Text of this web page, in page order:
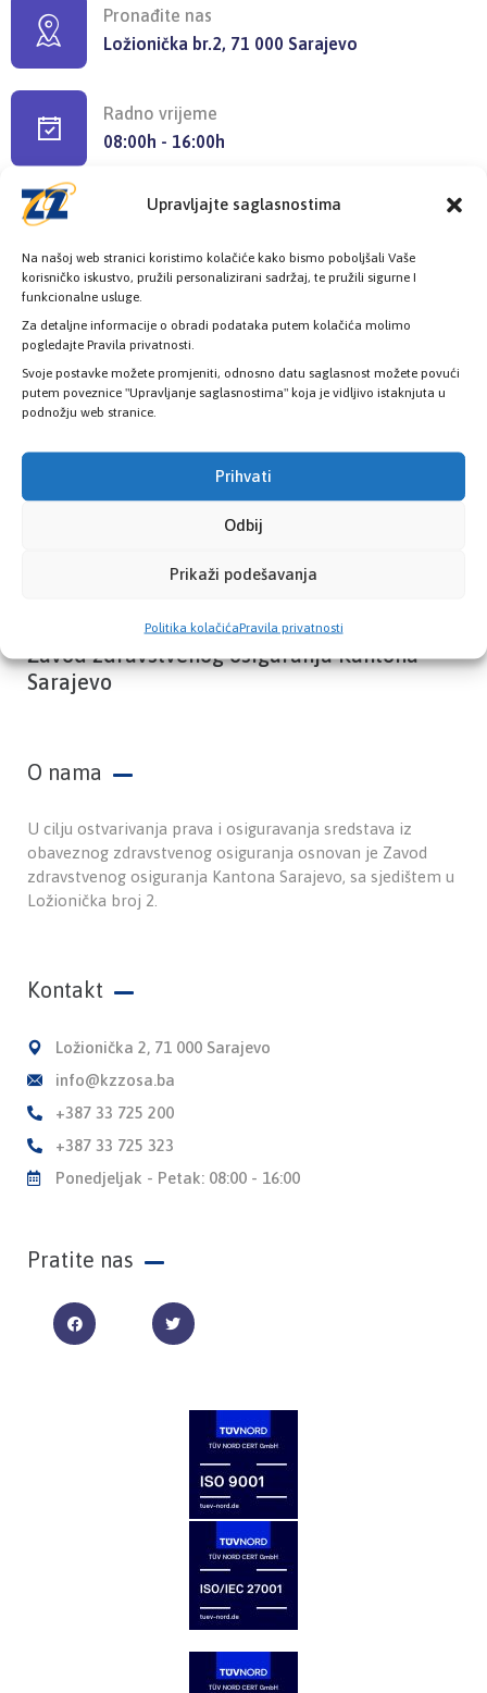
Upravljajte saglasnostima
Na našoj web stranici koristimo kolačiće kako bismo poboljšali Vaše
korisničko iskustvo, pružili personalizirani sadržaj, te pružili sigurne I
funkcionalne usluge.
Za detaljne informacije o obradi podataka putem kolačića molimo
pogledajte Pravila privatnosti.
Svoje postavke možete promjeniti, odnosno datu saglasnost možete povući
putem poveznice "Upravljanje saglasnostima" koja je vidljivo istaknjuta u
podnožju web stranice.
Prihvati
Odbij
Prikaži podešavanja
Politika kolačićaPravila privatnosti
Pronađite nas
Ložionička br.2, 71 000 Sarajevo
Radno vrijeme
08:00h - 16:00h
Provjerite status vaše elektronske
zdravstvene kartice
PROVJERITE STATUS
Zavod zdravstvenog osiguranja Kantona
Sarajevo
O nama
U cilju ostvarivanja prava i osiguravanja sredstava iz
obaveznog zdravstvenog osiguranja osnovan je Zavod
zdravstvenog osiguranja Kantona Sarajevo, sa sjedištem u
Ložionička broj 2.
Kontakt
Ložionička 2, 71 000 Sarajevo
info@kzzosa.ba
+387 33 725 200
+387 33 725 323
Ponedjeljak - Petak: 08:00 - 16:00
Pratite nas